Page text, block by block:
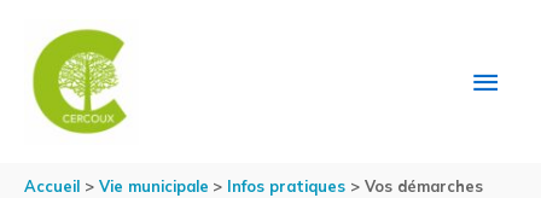
Accueil Vie municipale Infos pratiques Vos démarches